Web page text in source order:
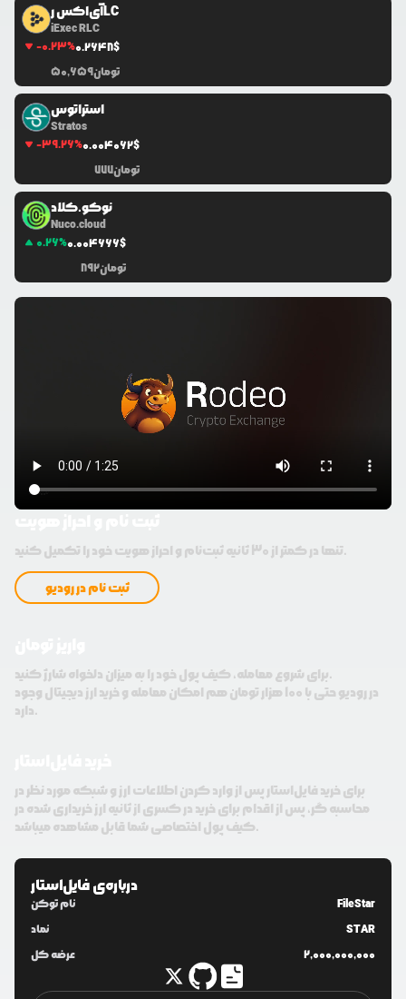
آی‌اکس رLC
iExec RLC
-0.23%0.2648$
50,659تومان
استراتوس
Stratos
-39.26%0.004062$
777تومان
نوکو.کلاد
Nuco.cloud
0.26%0.004666$
892تومان
تنها در کمتر از 30 ثانیه ثبت‌نام و احراز هویت خود را تکمیل کنید.
ثبت نام در رودیو
برای شروع معامله، کیف پول خود را به میزان دلخواه شارژ کنید.
در رودیو حتی با 100 هزار تومان هم امکان معامله و خرید ارز دیجیتال وجود
دارد.
برای خرید فایل‌استار پس از وارد کردن اطلاعات ارز و شبکه مورد نظر در
محاسبه گر، پس از اقدام برای خرید در کسری از ثانیه ارز خریداری شده در
کیف پول اختصاصی شما قابل مشاهده میباشد.
درباره‌یفایل‌استار
نام توکن
FileStar
نماد
STAR
عرضه کل
2,000,000,000